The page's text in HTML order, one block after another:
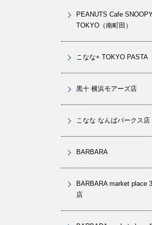
PEANUTS Cafe
TOKYO（南町田）
こなな+ TOKYO PASTA
黒十 横浜モアーズ店
こなな なんばパークス店
BARBARA
BARBARA market place
店